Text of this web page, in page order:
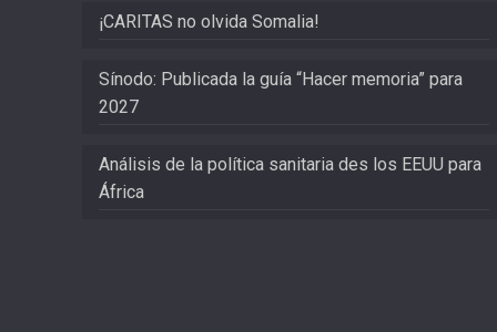
¡CARITAS no olvida Somalia!
Sínodo: Publicada la guía “Hacer memoria” para
2027
Análisis de la política sanitaria des los EEUU para
África